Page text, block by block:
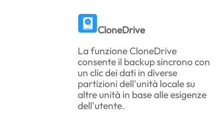
CloneDrive
La funzione CloneDrive
consente il backup sincrono con
un clic dei dati in diverse
partizioni dell'unità locale su
altre unità in base alle esigenze
dell'utente.